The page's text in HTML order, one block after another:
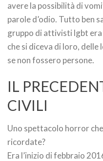
avere la possibilità di
parole d’odio. Tutto ben
gruppo di attivisti lgbt
che si diceva di loro,
se non fossero persone.
IL
CIVILI
Uno spettacolo horror
ricordate?
Era l’inizio di febbraio